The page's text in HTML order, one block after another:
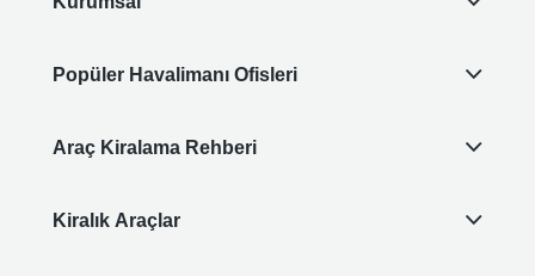
Popüler Havalimanı Ofisleri
Araç Kiralama Rehberi
Kiralık Araçlar